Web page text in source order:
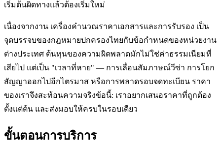
เริ่มต้นผิดทางแล้วต้องเริ่มใหม่
เนื่องจากงาน เครื่องคำนวณราคาเอกสารและการรับรอง เป็น
จุดบรรจบของกฎหมายปกครองไทยกับข้อกำหนดของหน่วยงาน
ต่างประเทศ ต้นทุนของความผิดพลาดมักไม่ใช่ค่าธรรมเนียมที่
เสียไป แต่เป็น "เวลาที่หาย" — การเลื่อนสัมภาษณ์วีซ่า การโยก
สัญญาออกไปอีกไตรมาส หรือการพลาดรอบจดทะเบียน ราคา
ของเราจึงสะท้อนความจริงข้อนี้: เราอยากเสนอราคาที่ถูกต้อง
ตั้งแต่ต้น และส่งมอบให้ครบในรอบเดียว
ขั้นตอนการบริการ